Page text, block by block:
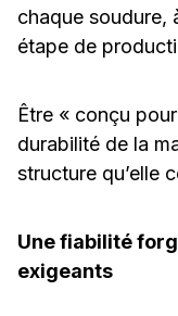
chaque soudure,
étape de
Être « conçu
durabilité de la
structure qu’elle
Une fiabilité
exigeants